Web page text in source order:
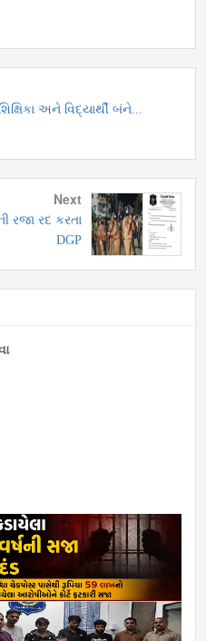
અને વિદ્યાર્થી બંને...
Next
રજા રદ કરતા
DGP